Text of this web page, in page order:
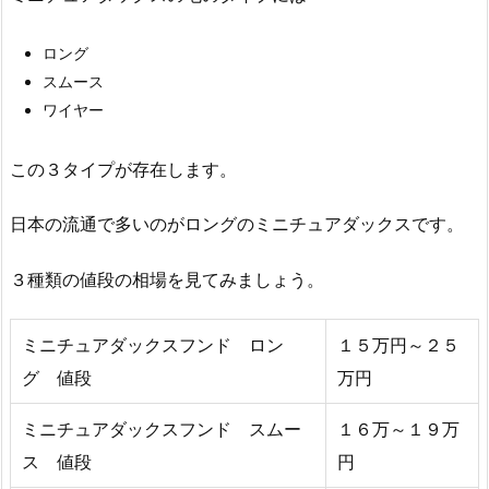
ロング
スムース
ワイヤー
この３タイプが存在します。
日本の流通で多いのがロングのミニチュアダックスです。
３種類の値段の相場を見てみましょう。
ミニチュアダックスフンド ロン
グ 値段
１５万円～２５
万円
ミニチュアダックスフンド スムー
ス 値段
１６万～１９万
円